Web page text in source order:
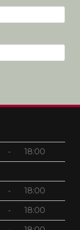
- 18:00
- 18:00
- 18:00